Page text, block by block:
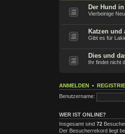
Der Hund
Vierbeinige
Katzen und
Gibt es für
Dies und
Ihr findet nicht
ANMELDEN •
Benutzername:
WER IST ONLINE?
Insgesamt sind 72
Der Besucherrekord liegt